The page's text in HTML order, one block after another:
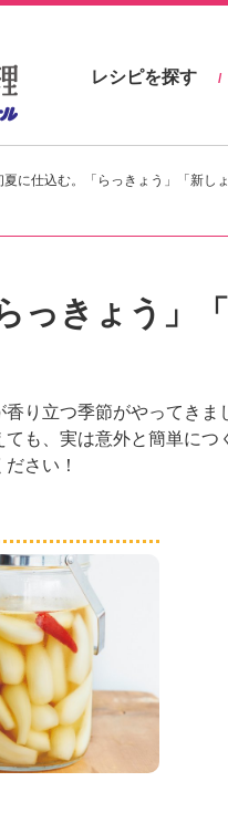
し
見
う
。
N
デ
ュ
ケ
ー
シ
ョ
ナ
「
み
レシピを探す /
夏に仕込む。「らっきょう」「新し
っきょう」
香り立つ季節がやってき
も、実は意外と簡単に
さい！